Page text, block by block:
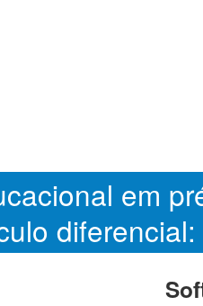
em
diferencial:
F-Tool